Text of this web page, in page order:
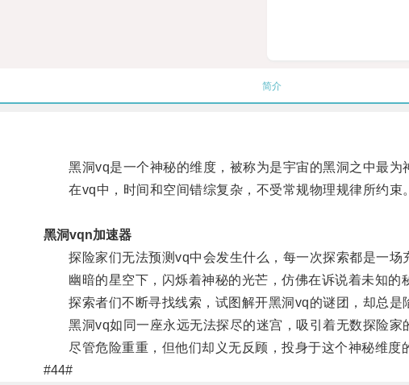
简介
黑洞vq是一个神秘的维度，被称为是宇宙的黑洞之中最为
在vq中，时间和空间错综复杂，不受常规物理规律所约束。
黑洞vqn加速器
探险家们无法预测vq中会发生什么，每一次探索都是一场
幽暗的星空下，闪烁着神秘的光芒，仿佛在诉说着未知的
探索者们不断寻找线索，试图解开黑洞vq的谜团，却总是
黑洞vq如同一座永远无法探尽的迷宫，吸引着无数探险家
尽管危险重重，但他们却义无反顾，投身于这个神秘维度
#44#